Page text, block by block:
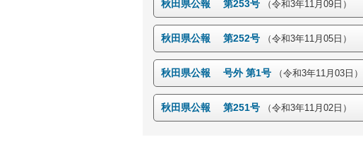
秋田県公報 第253号 （令和3年11月09日）
秋田県公報 第252号 （令和3年11月05日）
秋田県公報 号外 第1号 （令和3年11月03日）
秋田県公報 第251号 （令和3年11月02日）